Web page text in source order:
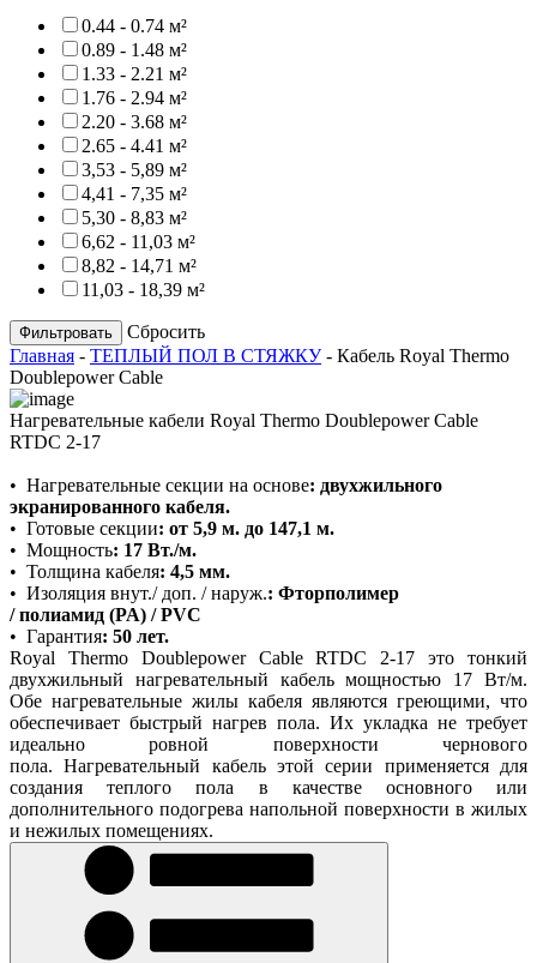
0.44 - 0.74 м²
0.89 - 1.48 м²
1.33 - 2.21 м²
1.76 - 2.94 м²
2.20 - 3.68 м²
2.65 - 4.41 м²
3,53 - 5,89 м²
4,41 - 7,35 м²
5,30 - 8,83 м²
6,62 - 11,03 м²
8,82 - 14,71 м²
11,03 - 18,39 м²
Сбросить
Главная - ТЕПЛЫЙ ПОЛ В СТЯЖКУ - Кабель Royal Thermo
Doublepower Cable
Нагревательные кабели Royal Thermo Doublepower Cable
RTDC 2-17
• Нагревательные секции на основе: двухжильного
экранированного кабеля.
• Готовые секции: от 5,9 м. до 147,1 м.
• Мощность: 17 Вт./м.
• Толщина кабеля: 4,5 мм.
• Изоляция внут./ доп. / наруж.: Фторполимер
/ полиамид (PA) / PVC
• Гарантия: 50 лет.
Royal Thermo Doublepower Cable RTDC 2-17 это тонкий
двухжильный нагревательный кабель мощностью 17 Вт/м.
Обе нагревательные жилы кабеля являются греющими, что
обеспечивает быстрый нагрев пола. Их укладка не требует
идеально ровной поверхности чернового
пола. Нагревательный кабель этой серии применяется для
создания теплого пола в качестве основного или
дополнительного подогрева напольной поверхности в жилых
и нежилых помещениях.